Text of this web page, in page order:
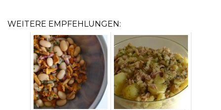
WEITERE EMPFEHLUNGEN: